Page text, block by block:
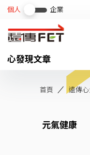
心發現文章
首頁 遠傳
元氣健康